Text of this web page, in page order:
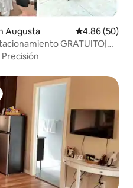
Augusta Calificación
4.86 (50)
GRATUITO|
Precisión
huéspedes